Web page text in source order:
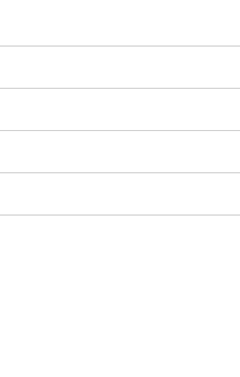
Konsumentenorganisation,
Kartell, Cassis-deDijon-
Unfallversicherung